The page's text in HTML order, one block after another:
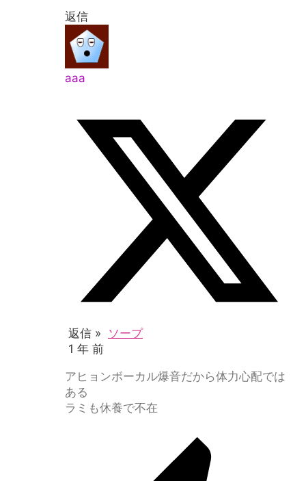
返信
aaa
返信 » ソープ
1 年 前
アヒョンボーカル爆音だから体力心配では
ある
ラミも休養で不在